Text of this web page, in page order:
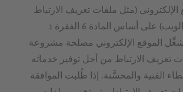
(مثل ملفات تعريف الارتباط
لقياس جمهور الويب) على أساس المادة 6 الفقرة 1
الموقع الإلكتروني مصلحة مشروعة
تعريف الارتباط من أجل توفير خدماته
الفنية والمحسَّنة. إذا طُلبت الموافقة